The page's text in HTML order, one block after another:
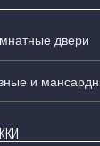
двери
и